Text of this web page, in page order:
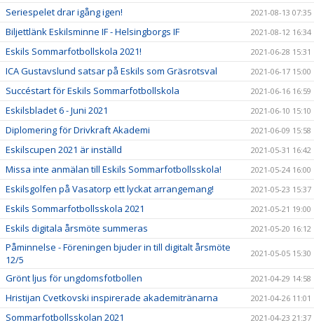
Seriespelet drar igång igen! 2021-08-13 07:35
Biljettlänk Eskilsminne IF - Helsingborgs IF 2021-08-12 16:34
Eskils Sommarfotbollskola 2021! 2021-06-28 15:31
ICA Gustavslund satsar på Eskils som Gräsrotsval 2021-06-17 15:00
Succéstart för Eskils Sommarfotbollskola 2021-06-16 16:59
Eskilsbladet 6 - Juni 2021 2021-06-10 15:10
Diplomering för Drivkraft Akademi 2021-06-09 15:58
Eskilscupen 2021 är inställd 2021-05-31 16:42
Missa inte anmälan till Eskils Sommarfotbollsskola! 2021-05-24 16:00
Eskilsgolfen på Vasatorp ett lyckat arrangemang! 2021-05-23 15:37
Eskils Sommarfotbollsskola 2021 2021-05-21 19:00
Eskils digitala årsmöte summeras 2021-05-20 16:12
Påminnelse - Föreningen bjuder in till digitalt årsmöte
12/5
2021-05-05 15:30
Grönt ljus för ungdomsfotbollen 2021-04-29 14:58
Hristijan Cvetkovski inspirerade akademitränarna 2021-04-26 11:01
Sommarfotbollsskolan 2021 2021-04-23 21:37